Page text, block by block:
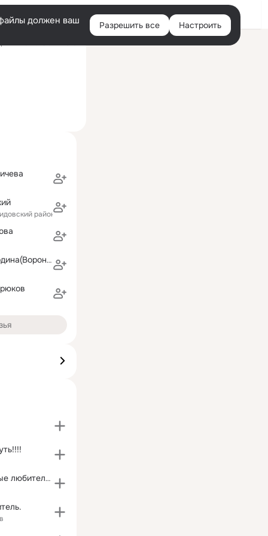
Войти
должен ваш
Разрешить все Настроить
катеров
район)
Светлана Погодина(Воронцова)
Ортодоксальные любители пофлудить.